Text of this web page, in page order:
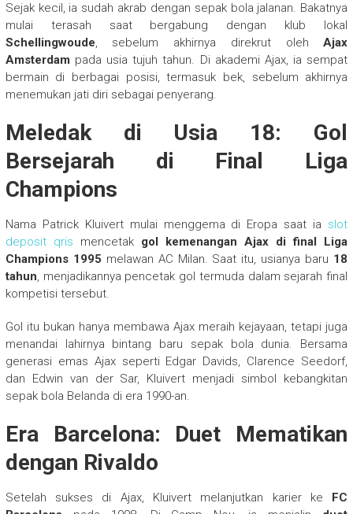
Sejak kecil, ia sudah akrab dengan sepak bola jalanan. Bakatnya
mulai terasah saat bergabung dengan klub lokal
Schellingwoude, sebelum akhirnya direkrut olehAjax
Amsterdam pada usia tujuh tahun. Di akademi Ajax, ia sempat
bermain di berbagai posisi, termasuk bek, sebelum akhirnya
menemukan jati diri sebagai penyerang.
Meledak di Usia 18: Gol
Bersejarah di Final Liga
Champions
Nama Patrick Kluivert mulai menggema di Eropa saat ia slot
deposit qris mencetak gol kemenangan Ajax di final Liga
Champions 1995 melawan AC Milan. Saat itu, usianya baru 18
tahun, menjadikannya pencetak gol termuda dalam sejarah final
kompetisi tersebut.
Gol itu bukan hanya membawa Ajax meraih kejayaan, tetapi juga
menandai lahirnya bintang baru sepak bola dunia. Bersama
generasi emas Ajax seperti Edgar Davids, Clarence Seedorf,
dan Edwin van der Sar, Kluivert menjadi simbol kebangkitan
sepak bola Belanda di era 1990-an.
Era Barcelona: Duet Mematikan
dengan Rivaldo
Setelah sukses di Ajax, Kluivert melanjutkan karier ke FC